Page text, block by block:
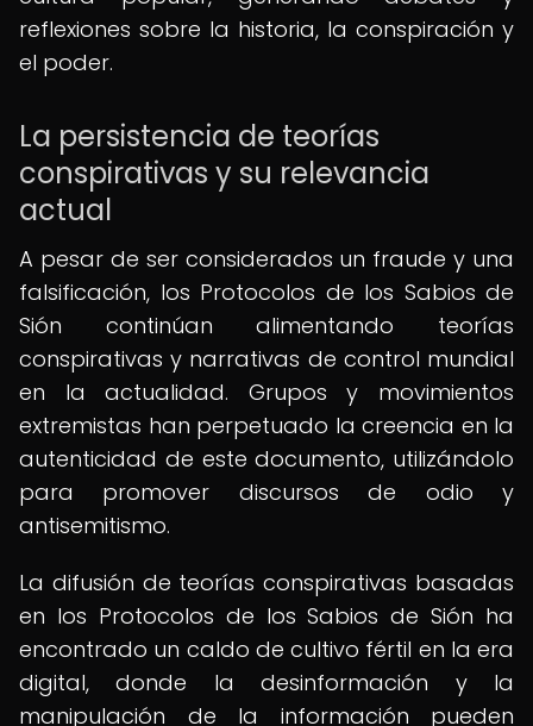
reflexiones sobre la historia, la conspiración y
el poder.
La persistencia de teorías
conspirativas y su relevancia
actual
A pesar de ser considerados un fraude y una
falsificación, los Protocolos de los Sabios de
Sión continúan alimentando teorías
conspirativas y narrativas de control mundial
en la actualidad. Grupos y movimientos
extremistas han perpetuado la creencia en la
autenticidad de este documento, utilizándolo
para promover discursos de odio y
antisemitismo.
La difusión de teorías conspirativas basadas
en los Protocolos de los Sabios de Sión ha
encontrado un caldo de cultivo fértil en la era
digital, donde la desinformación y la
manipulación de la información pueden